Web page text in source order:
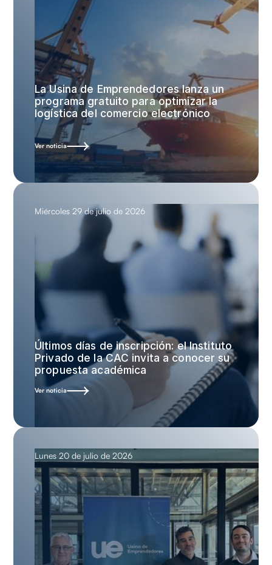
La Usina de Emprendedores lanza un
programa gratuito para optimizar la
logística del comercio electrónico
Ver noticia
Miércoles 29 de julio de 2026
Últimos días de inscripción: el Instituto
Privado de la CAC invita a conocer su
propuesta académica
Ver noticia
Lunes 20 de julio de 2026